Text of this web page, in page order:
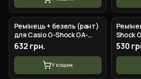
Ремінець + безель (рант)
для Casio G-Shock GA-
2100 Red GD
632 грн.
У кошик
Shock
530